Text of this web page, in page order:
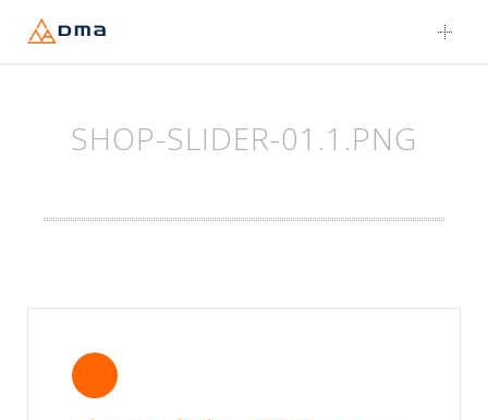
Skip
to
SHOP-SLIDER-01.1.PNG